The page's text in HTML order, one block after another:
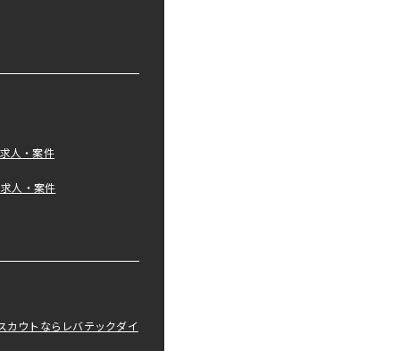
人・案件
人・案件
カウトならレバテックダイ